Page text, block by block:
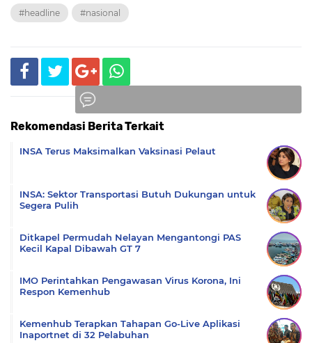
#headline #nasional
Rekomendasi Berita Terkait
INSA Terus Maksimalkan Vaksinasi Pelaut
INSA: Sektor Transportasi Butuh Dukungan untuk
Segera Pulih
Ditkapel Permudah Nelayan Mengantongi PAS
Kecil Kapal Dibawah GT 7
IMO Perintahkan Pengawasan Virus Korona, Ini
Respon Kemenhub
Kemenhub Terapkan Tahapan Go-Live Aplikasi
Inaportnet di 32 Pelabuhan